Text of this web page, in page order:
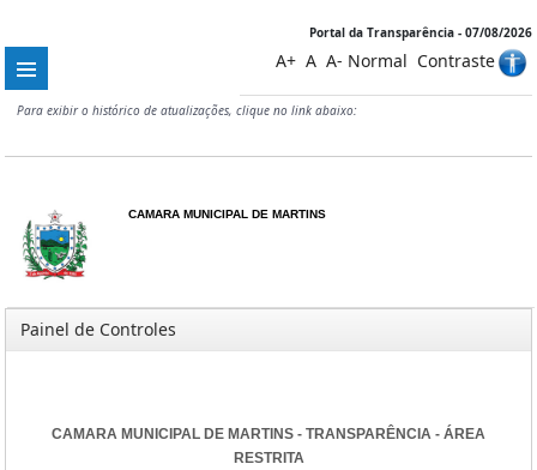
Portal da Transparência - 07/08/2026
A+ A A- Normal Contraste
Para exibir o histórico de atualizações, clique no link abaixo:
CAMARA MUNICIPAL DE MARTINS
Painel de Controles